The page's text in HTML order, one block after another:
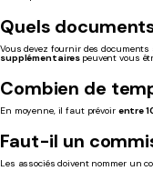
Quels
Vous devez fournir des
supplémentaires peuvent vous
Combien de
En moyenne, il faut prévoir entre
Faut-il un
Les associés doivent nommer un